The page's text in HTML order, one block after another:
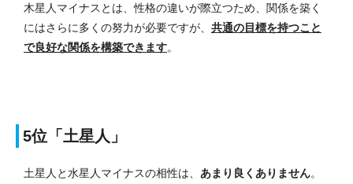
木星人マイナスとは、性格の違いが際立つため、関係を築く
にはさらに多くの努力が必要ですが、 共通の目標を持つこと
で良好な関係を構築できます。
5位「土星人」
土星人と水星人マイナスの相性は、 あまり良くありません。